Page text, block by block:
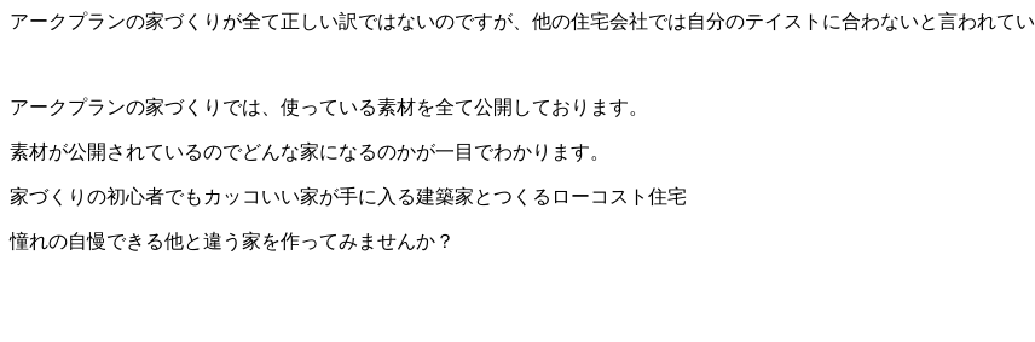
アークプランの家づくりが全て正しい訳ではないのですが、他の住宅会社では自分のテイストに合わないと言われてい
アークプランの家づくりでは、使っている素材を全て公開しております。
素材が公開されているのでどんな家になるのかが一目でわかります。
家づくりの初心者でもカッコいい家が手に入る建築家とつくるローコスト住宅
憧れの自慢できる他と違う家を作ってみませんか？